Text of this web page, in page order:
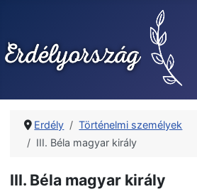
Erdély
Történelmi személyek
III. Béla magyar király
III. Béla magyar király